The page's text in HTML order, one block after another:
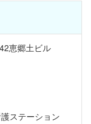
恵郷土ビル
ステーション